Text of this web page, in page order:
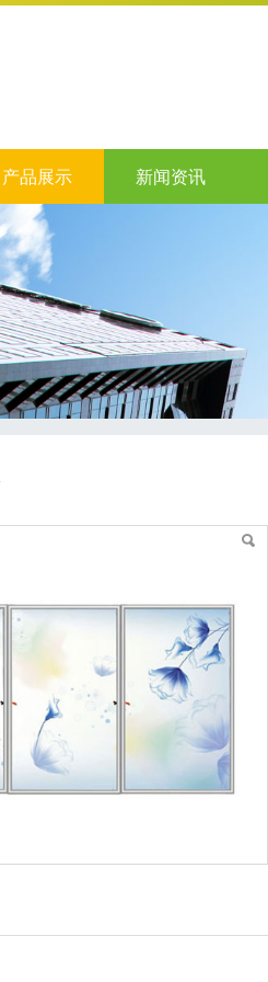
产品展示 新闻资讯